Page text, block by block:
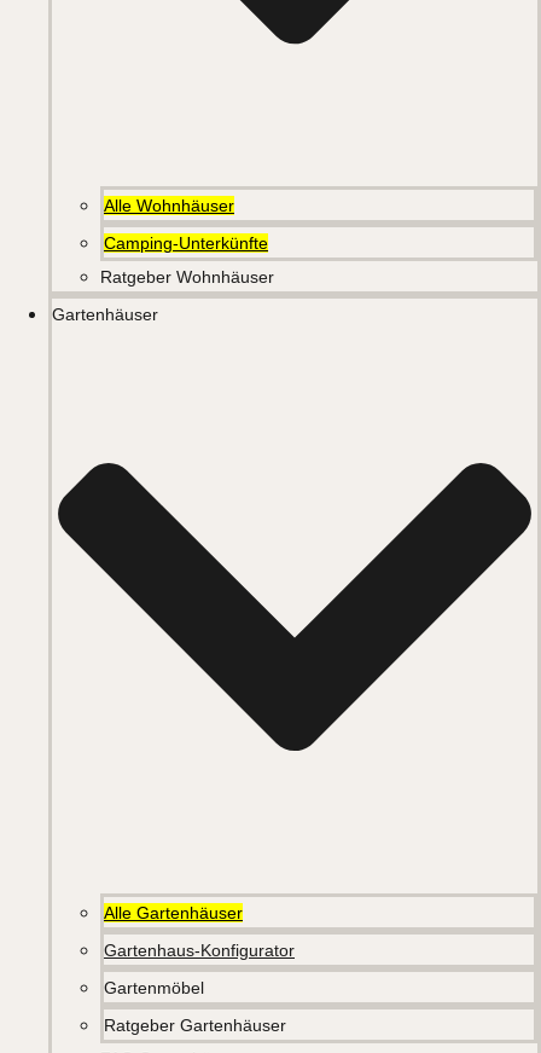
Alle Wohnhäuser
Camping-Unterkünfte
Ratgeber Wohnhäuser
Gartenhäuser
Alle Gartenhäuser
Gartenhaus-Konfigurator
Gartenmöbel
Ratgeber Gartenhäuser